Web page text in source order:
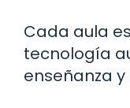
Cada aula
tecnología
enseñanza